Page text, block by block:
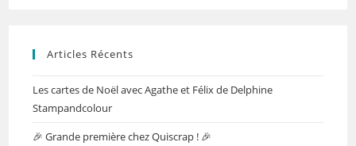
Articles Récents
Les cartes de Noël avec Agathe et Félix de Delphine
Stampandcolour
🎉 Grande première chez Quiscrap ! 🎉